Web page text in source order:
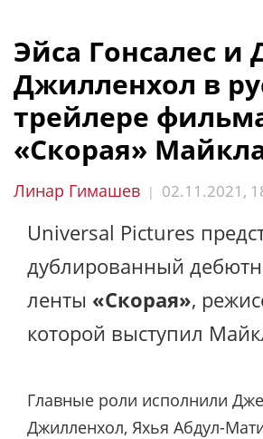
Эйса Гонсалес и
Джилленхол в
трейлере
«Скорая»
Линар Гимашев | 02.11.2021,
Universal Pictures
дублированный
ленты «Скорая»,
которой выступил
Главные роли исполнили
Джилленхол, Яхья Абдул-